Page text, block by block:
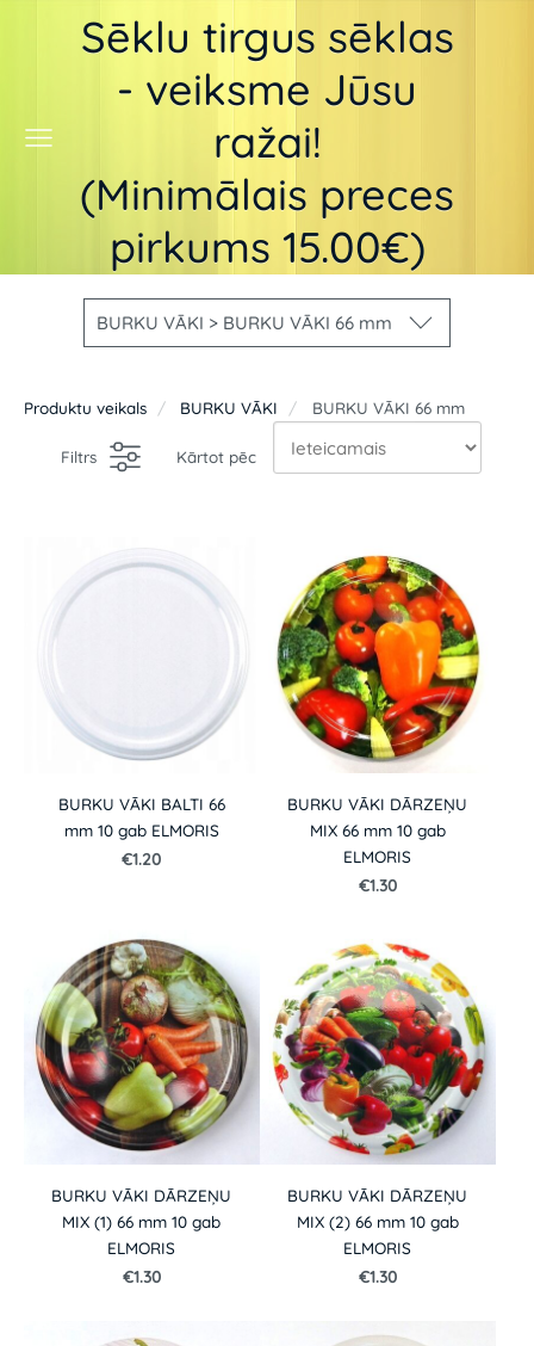
Sēklu tirgus sēklas
- veiksme Jūsu
ražai!
(Minimālais preces
pirkums 15.00€)
BURKU VĀKI > BURKU VĀKI 66 mm
Produktu veikals BURKU VĀKI BURKU VĀKI 66 mm
Filtrs Kārtot pēc
BURKU VĀKI BALTI 66
mm 10 gab ELMORIS
€1.20
BURKU VĀKI DĀRZEŅU
MIX 66 mm 10 gab
ELMORIS
€1.30
BURKU VĀKI DĀRZEŅU
MIX (1) 66 mm 10 gab
ELMORIS
€1.30
BURKU VĀKI DĀRZEŅU
MIX (2) 66 mm 10 gab
ELMORIS
€1.30